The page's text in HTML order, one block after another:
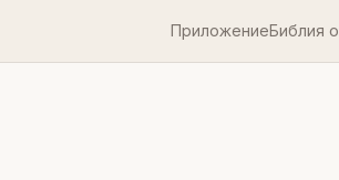
ПриложениеБиблия